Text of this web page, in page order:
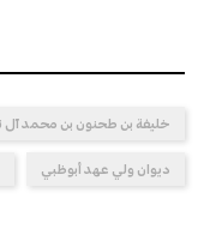
خليفة بن طحنون بن محمد آل
ديوان ولي عهد أبوظبي